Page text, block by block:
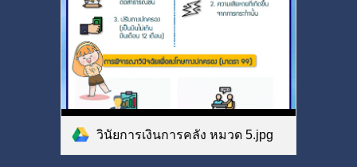
วินัยการเงินการคลัง หมวด 5.jpg